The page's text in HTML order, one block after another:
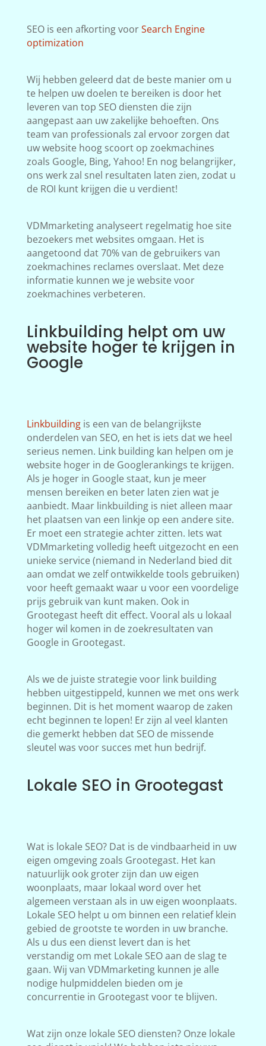
SEO is een afkorting voorSearch Engine
optimization
Wij hebben geleerd dat de beste manier om u
te helpen uw doelen te bereiken is door het
leveren van top SEO diensten die zijn
aangepast aan uw zakelijke behoeften. Ons
team van professionals zal ervoor zorgen dat
uw website hoog scoort op zoekmachines
zoals Google, Bing, Yahoo! En nog belangrijker,
ons werk zal snel resultaten laten zien, zodat u
de ROI kunt krijgen die u verdient!
VDMmarketing analyseert regelmatig hoe site
bezoekers met websites omgaan. Het is
aangetoond dat 70% van de gebruikers van
zoekmachines reclames overslaat. Met deze
informatie kunnen we je website voor
zoekmachines verbeteren.
Linkbuilding helpt om uw
website hoger te krijgen in
Google
Linkbuildingis een van de belangrijkste
onderdelen van SEO, en het is iets dat we heel
serieus nemen. Link building kan helpen om je
website hoger in de Googlerankings te krijgen.
Als je hoger in Google staat, kun je meer
mensen bereiken en beter laten zien wat je
aanbiedt. Maar linkbuilding is niet alleen maar
het plaatsen van een linkje op een andere site.
Er moet een strategie achter zitten. Iets wat
VDMmarketing volledig heeft uitgezocht en een
unieke service (niemand in Nederland bied dit
aan omdat we zelf ontwikkelde tools gebruiken)
voor heeft gemaakt waar u voor een voordelige
prijs gebruik van kunt maken. Ook in
Grootegast heeft dit effect. Vooral als u lokaal
hoger wil komen in de zoekresultaten van
Google in Grootegast.
Als we de juiste strategie voor link building
hebben uitgestippeld, kunnen we met ons werk
beginnen. Dit is het moment waarop de zaken
echt beginnen te lopen! Er zijn al veel klanten
die gemerkt hebben dat SEO de missende
sleutel was voor succes met hun bedrijf.
Lokale SEO in Grootegast
Wat is lokale SEO? Dat is de vindbaarheid in uw
eigen omgeving zoals Grootegast. Het kan
natuurlijk ook groter zijn dan uw eigen
woonplaats, maar lokaal word over het
algemeen verstaan als in uw eigen woonplaats.
Lokale SEO helpt u om binnen een relatief klein
gebied de grootste te worden in uw branche.
Als u dus een dienst levert dan is het
verstandig om met Lokale SEO aan de slag te
gaan. Wij van VDMmarketing kunnen je alle
nodige hulpmiddelen bieden om je
concurrentie in Grootegast voor te blijven.
Wat zijn onze lokale SEO diensten? Onze lokale